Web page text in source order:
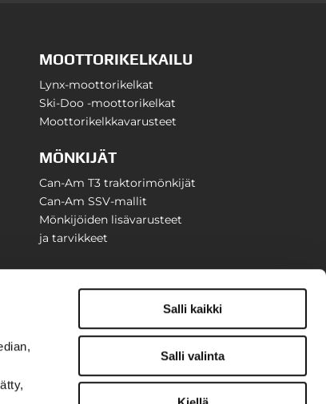
Salli kaikki
Salli valinta
MOOTTORIKELKAILU
Lynx-moottorikelkat
Ski-Doo -moottorikelkat
Moottorikelkkavarusteet
MÖNKIJÄT
Can-Am T3 traktorimönkijät
Can-Am SSV-mallit
Mönkijöiden lisävarusteet
ja tarvikkeet